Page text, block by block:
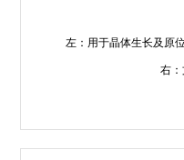
左：用于晶体生长及原
右